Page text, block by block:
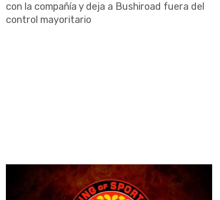
con la compañía y deja a Bushiroad fuera del
control mayoritario